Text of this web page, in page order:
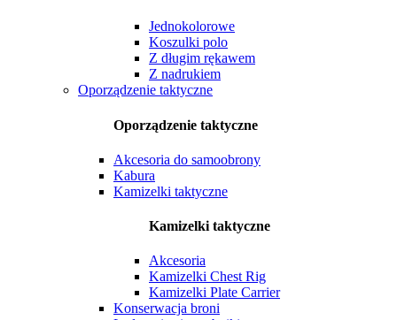
Jednokolorowe
Koszulki polo
Z długim rękawem
Z nadrukiem
Oporządzenie taktyczne
Oporządzenie taktyczne
Akcesoria do samoobrony
Kabura
Kamizelki taktyczne
Kamizelki taktyczne
Akcesoria
Kamizelki Chest Rig
Kamizelki Plate Carrier
Konserwacja broni